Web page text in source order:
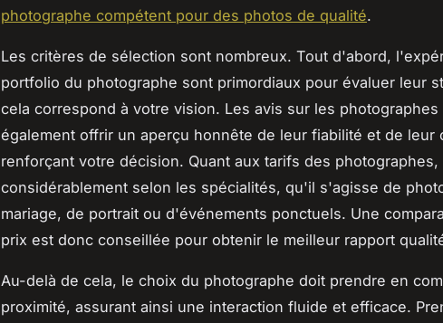
photographe compétent pour des photos de qualité.
Les critères de sélection sont nombreux. Tout d'abord,
portfolio du photographe sont primordiaux pour évaluer leur
cela correspond à votre vision. Les avis sur les
également offrir un aperçu honnête de leur fiabilité et de leur
renforçant votre décision. Quant aux tarifs des
considérablement selon les spécialités, qu'il s'agisse de
mariage, de portrait ou d'événements ponctuels. Une
prix est donc conseillée pour obtenir le meilleur rapport
Au-delà de cela, le choix du photographe doit prendre en
proximité, assurant ainsi une interaction fluide et efficace.